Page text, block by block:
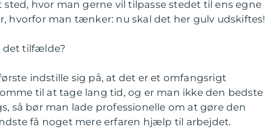
hvor man gerne vil tilpasse stedet til ens egne
hvorfor man tænker: nu skal det her gulv udskiftes!
det tilfælde?
indstille sig på, at det er et omfangsrigt
til at tage lang tid, og er man ikke den bedste
så bør man lade professionelle om at gøre den
få noget mere erfaren hjælp til arbejdet.